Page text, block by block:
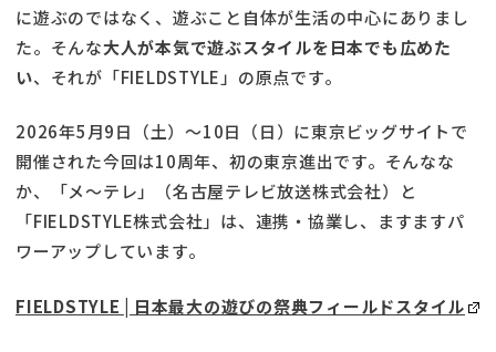
に遊ぶのではなく、遊ぶこと自体が生活の中心にありまし
た。そんな大人が本気で遊ぶスタイルを日本でも広めた
い、それが「FIELDSTYLE」の原点です。
2026年5月9日（土）〜10日（日）に東京ビッグサイトで
開催された今回は10周年、初の東京進出です。そんなな
か、「メ～テレ」（名古屋テレビ放送株式会社）と
「FIELDSTYLE株式会社」は、連携・協業し、ますますパ
ワーアップしています。
FIELDSTYLE | 日本最大の遊びの祭典フィールドスタイル